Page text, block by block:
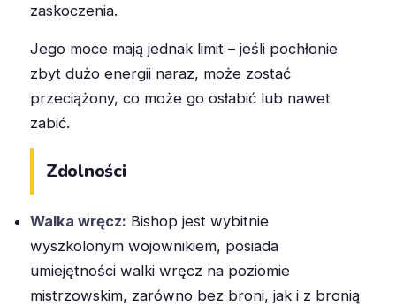
zaskoczenia.
Jego moce mają jednak limit – jeśli pochłonie
zbyt dużo energii naraz, może zostać
przeciążony, co może go osłabić lub nawet
zabić.
Zdolności
Walka wręcz: Bishop jest wybitnie
wyszkolonym wojownikiem, posiada
umiejętności walki wręcz na poziomie
mistrzowskim, zarówno bez broni, jak i z bronią